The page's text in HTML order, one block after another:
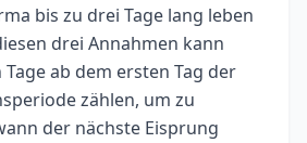
bis zu drei Tage lang leben
drei Annahmen kann
ab dem ersten Tag der
zählen, um zu
der nächste Eisprung